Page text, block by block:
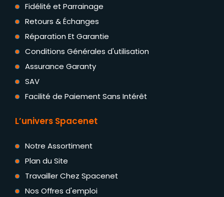
Fidélité et Parrainage
Retours & Échanges
Réparation Et Garantie
Conditions Générales d'utilisation
Assurance Garanty
SAV
Facilité de Paiement Sans Intérêt
L’univers Spacenet
Notre Assortiment
Plan du Site
Travailler Chez Spacenet
Nos Offres d'emploi